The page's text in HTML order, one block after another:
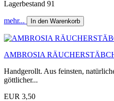
Lagerbestand 91
mehr... In den Warenkorb
AMBROSIA
Handgerollt. Aus feinsten,
göttlicher...
EUR 3,50